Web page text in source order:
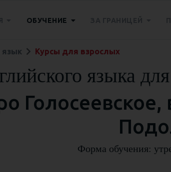
ОБУЧЕНИЕ
язык Курсы для взрослых
языка
Форма обучения: